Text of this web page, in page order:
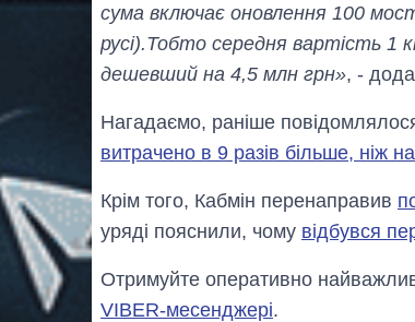
сума включає оновлення 100
русі).Тобто середня вартість 1
дешевший на 4,5 млн грн», -
Нагадаємо, раніше
витрачено в 9 разів більше, ніж
Крім того, Кабмін перенаправив
уряді пояснили, чому відбувся
Отримуйте оперативно
VIBER-месенджері.